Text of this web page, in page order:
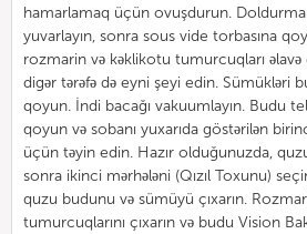
hamarlamaq üçün ovuşdurun.
yuvarlayın, sonra sous vide torbasına
rozmarin və kəklikotu tumurcuqları
digər tərəfə də eyni şeyi edin. Sümükləri
qoyun. İndi bacağı vakuumlayın. Budu
qoyun və sobanı yuxarıda göstərilən
üçün təyin edin. Hazır olduğunuzda,
sonra ikinci mərhələni (Qızıl Toxunu)
quzu budunu və sümüyü çıxarın.
tumurcuqlarını çıxarın və budu Vision